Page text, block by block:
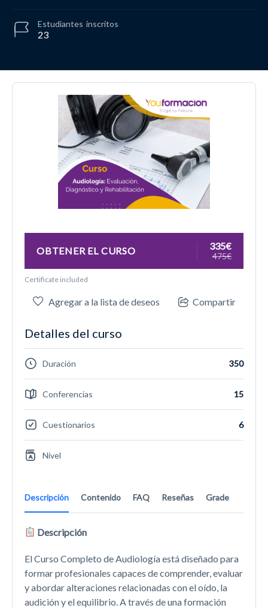
23
Estudiantes inscritos
Descripción Contenido FAQ Reseñas Grade
Descripción
El Curso Completo de Audiología está diseñado para
formar profesionales capaces de comprender, evaluar
y abordar alteraciones relacionadas con el oído, la
audición y el equilibrio. A través de una formación
OBTENER EL CURSO 335€
475€
Certificate included
Agregar a la lista de deseos Compartir
Detalles del curso
Duración 350
Conferencias 15
Cuestionarios 6
Nivel